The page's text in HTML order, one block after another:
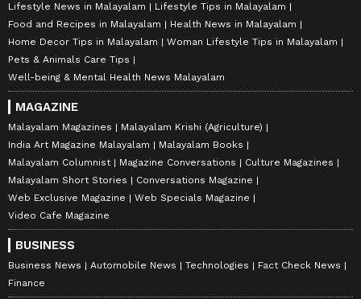
Lifestyle News in Malayalam
Lifestyle Tips in Malayalam
Food and Recipes in Malayalam
Health News in Malayalam
Home Decor Tips in Malayalam
Woman Lifestyle Tips in Malayalam
Pets & Animals Care Tips
Well-being & Mental Health News Malayalam
MAGAZINE
Malayalam Magazines
Malayalam Krishi (Agriculture)
India Art Magazine Malayalam
Malayalam Books
Malayalam Columnist
Magazine Conversations
Culture Magazines
Malayalam Short Stories
Conversations Magazine
Web Exclusive Magazine
Web Specials Magazine
Video Cafe Magazine
BUSINESS
Business News Automobile News Technologies
Fact Check News
Finance